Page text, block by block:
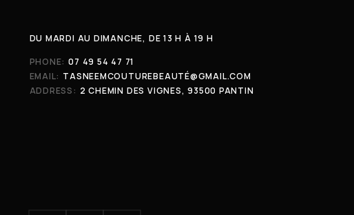
DU MARDI AU DIMANCHE, DE 13 H À 19 H
PHONE: 07 49 54 47 71
EMAIL: TASNEEMCOUTUREBEAUTÉ@GMAIL.COM
ADDRESS: 2 CHEMIN DES VIGNES, 93500 PANTIN